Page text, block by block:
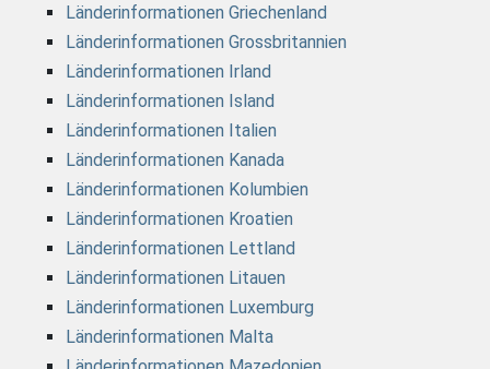
Länderinformationen Griechenland
Länderinformationen Grossbritannien
Länderinformationen Irland
Länderinformationen Island
Länderinformationen Italien
Länderinformationen Kanada
Länderinformationen Kolumbien
Länderinformationen Kroatien
Länderinformationen Lettland
Länderinformationen Litauen
Länderinformationen Luxemburg
Länderinformationen Malta